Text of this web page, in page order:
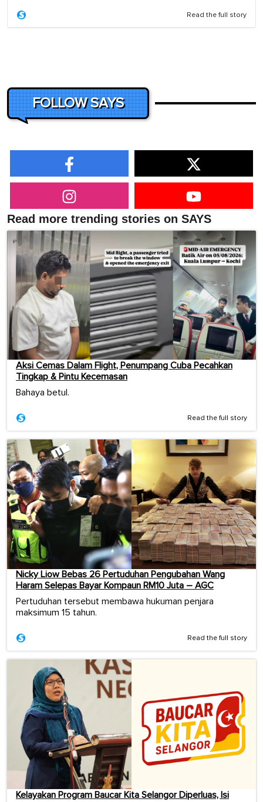
Read the full story
FOLLOW SAYS
Read more trending stories on SAYS
Aksi Cemas Dalam Flight, Penumpang Cuba Pecahkan
Tingkap & Pintu Kecemasan
Bahaya betul.
Read the full story
Nicky Liow Bebas 26 Pertuduhan Pengubahan Wang
Haram Selepas Bayar Kompaun RM10 Juta – AGC
Pertuduhan tersebut membawa hukuman penjara
maksimum 15 tahun.
Read the full story
Kelayakan Program Baucar Kita Selangor Diperluas, Isi